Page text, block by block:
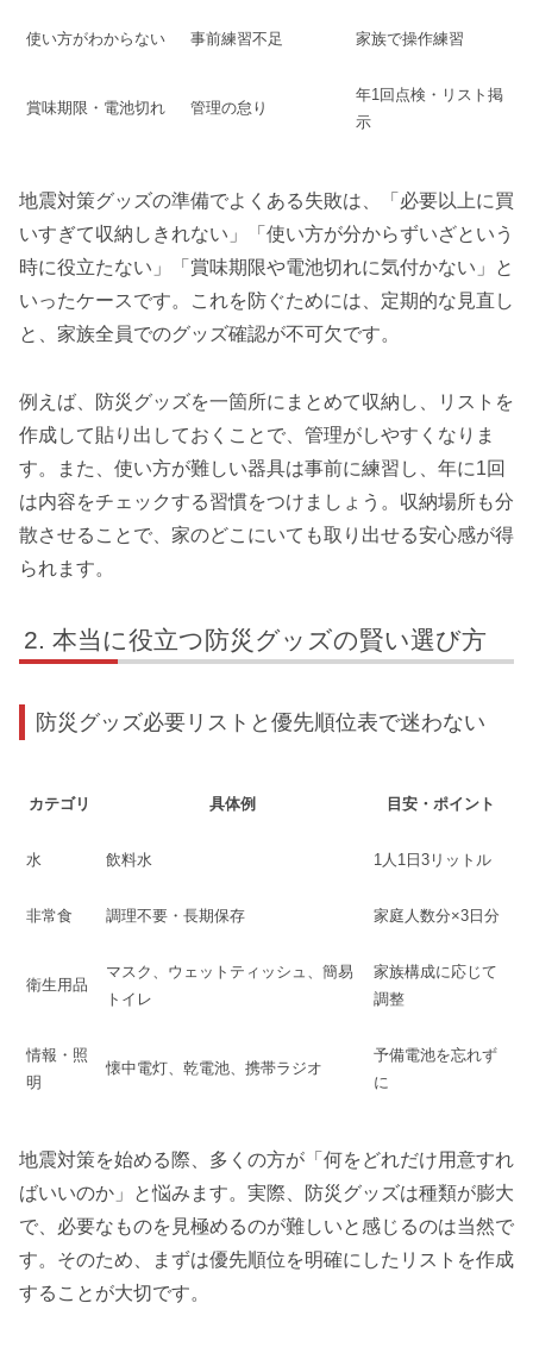
使い方がわからない 事前練習不足 家族で操作練習
賞味期限・電池切れ 管理の怠り
年1回点検・リスト掲
示
地震対策グッズの準備でよくある失敗は、「必要以上に買
いすぎて収納しきれない」「使い方が分からずいざという
時に役立たない」「賞味期限や電池切れに気付かない」と
いったケースです。これを防ぐためには、定期的な見直し
と、家族全員でのグッズ確認が不可欠です。
例えば、防災グッズを一箇所にまとめて収納し、リストを
作成して貼り出しておくことで、管理がしやすくなりま
す。また、使い方が難しい器具は事前に練習し、年に1回
は内容をチェックする習慣をつけましょう。収納場所も分
散させることで、家のどこにいても取り出せる安心感が得
られます。
本当に役立つ防災グッズの賢い選び方
防災グッズ必要リストと優先順位表で迷わない
カテゴリ 具体例 目安・ポイント
水 飲料水 1人1日3リットル
非常食 調理不要・長期保存 家庭人数分×3日分
衛生用品
マスク、ウェットティッシュ、簡易
トイレ
家族構成に応じて
調整
情報・照
明
懐中電灯、乾電池、携帯ラジオ
予備電池を忘れず
に
地震対策を始める際、多くの方が「何をどれだけ用意すれ
ばいいのか」と悩みます。実際、防災グッズは種類が膨大
で、必要なものを見極めるのが難しいと感じるのは当然で
す。そのため、まずは優先順位を明確にしたリストを作成
することが大切です。